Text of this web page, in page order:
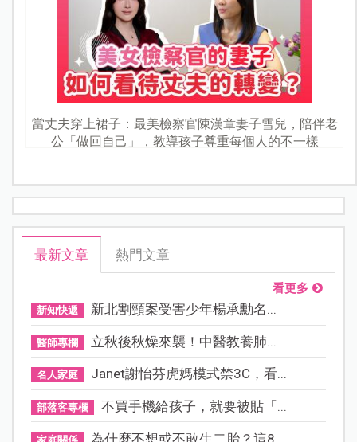
當丈夫穿上裙子：最美檢察官陳漢章妻子雪兒，陪伴老
公「做回自己」，教導孩子尊重每個人的不一樣
最新文章 熱門文章
看更多
新知快遞 新北割頸案受害少年楊承勳名...
醫師專欄 立秋後秋燥來襲！中醫教養肺...
名人家庭 Janet謝怡芬虎媽模式禁3C，看...
部落客專欄 不買手機給孩子，就要被貼「...
為什麼不想或不敢生二胎？這8...